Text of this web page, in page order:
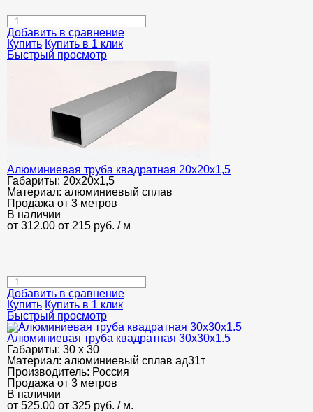
Добавить в сравнение
Купить Купить в 1 клик
Быстрый просмотр
Алюминиевая труба квадратная 20х20х1,5
Габариты: 20х20х1,5
Материал: алюминиевый сплав
Продажа от 3 метров
В наличии
от 312.00 от 215 руб. / м
Добавить в сравнение
Купить Купить в 1 клик
Быстрый просмотр
Алюминиевая труба квадратная 30х30х1.5
Габариты: 30 х 30
Материал: алюминиевый сплав ад31т
Производитель: Россия
Продажа от 3 метров
В наличии
от 525.00 от 325 руб. / м.